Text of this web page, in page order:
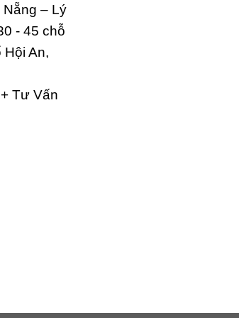
– Lý
- 45 chỗ
An,
Tư Vấn